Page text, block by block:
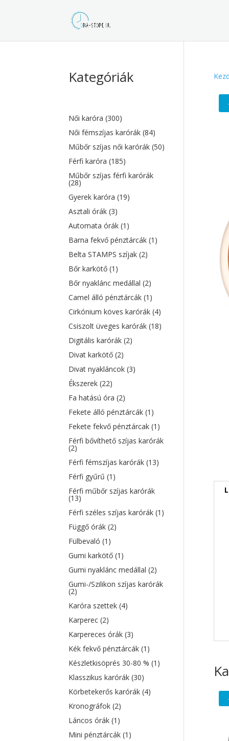
Kategóriák
Női karóra(300)
Női fémszíjas karórák(84)
Műbőr szíjas női karórák(50)
Férfi karóra(185)
Műbőr szíjas férfi karórák
(28)
Gyerek karóra(19)
Asztali órák(3)
Automata órák(1)
Barna fekvő pénztárcák(1)
Belta STAMPS szíjak(2)
Bőr karkötő(1)
Bőr nyaklánc medállal(2)
Camel álló pénztárcák(1)
Cirkónium köves karórák(4)
Csiszolt üveges karórák(18)
Digitális karórák(2)
Divat karkötő(2)
Divat nyakláncok(3)
Ékszerek(22)
Fa hatású óra(2)
Fekete álló pénztárcák(1)
Fekete fekvő pénztárcak(1)
Férfi bővíthető szíjas karórák
(2)
Férfi fémszíjas karórák(13)
Férfi gyűrű(1)
Férfi műbőr szíjas karórák
(13)
Férfi széles szíjas karórák(1)
Függő órák(2)
Fülbevaló(1)
Gumi karkötő(1)
Gumi nyaklánc medállal(2)
Gumi-/Szilikon szíjas karórák
(2)
Karóra szettek(4)
Karperec(2)
Karpereces órák(3)
Kék fekvő pénztárcák(1)
Készletkisöprés 30-80 %(1)
Klasszikus karórák(30)
Körbetekerős karórák(4)
Kronográfok(2)
Láncos órák(1)
Mini pénztárcák(1)